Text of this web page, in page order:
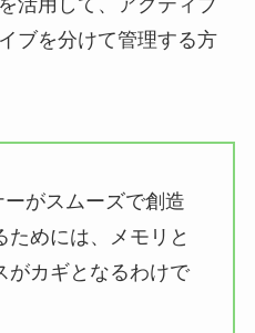
ブを分けて管理する方
がスムーズで創造
めには、メモリと
がカギとなるわけで